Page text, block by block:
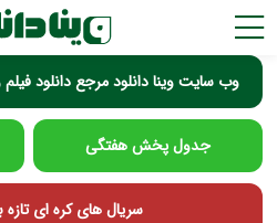
وب سایت وینا دانلود مرجع دانلود
جدول پخش هفتگی
سریال های کره ای تازه